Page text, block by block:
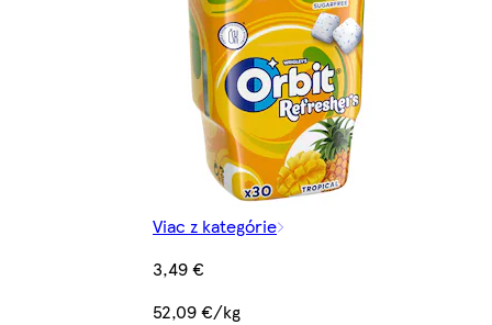
Viac z kategórie
3,49 €
52,09 €/kg